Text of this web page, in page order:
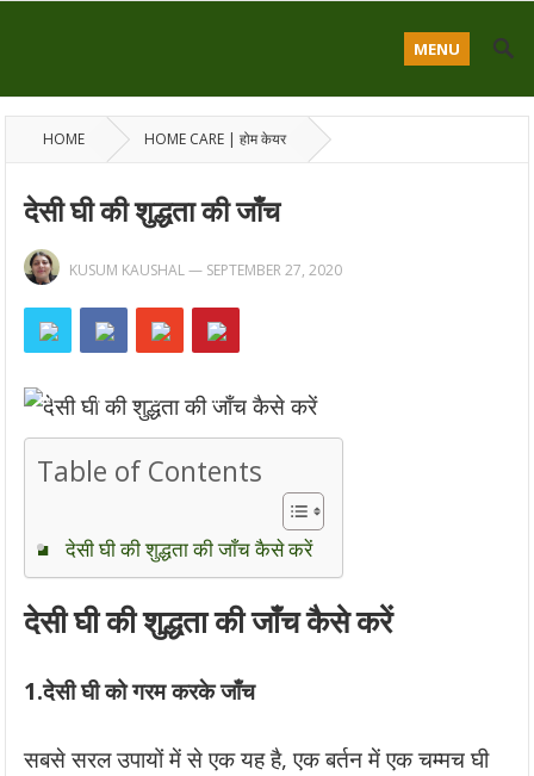
MENU
HOME HOME CARE | होम केयर
देसी घी की शुद्धता की जाँच
KUSUM KAUSHAL— SEPTEMBER 27, 2020
Table of Contents
देसी घी की शुद्धता की जाँच कैसे करें
देसी घी की शुद्धता की जाँच कैसे करें
1.देसी घी को गरम करके जाँच
सबसे सरल उपायों में से एक यह है, एक बर्तन में एक चम्मच घी